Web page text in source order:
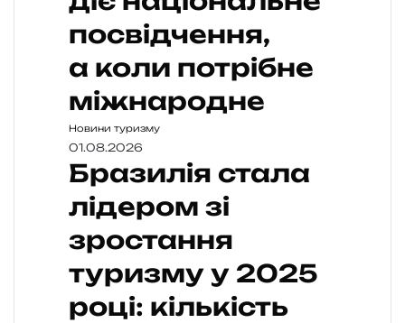
посвідчення,
а коли потрібне
міжнародне
Новини туризму
01.08.2026
Бразилія стала
лідером зі
зростання
туризму у 2025
році: кількість